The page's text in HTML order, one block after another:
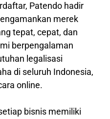
Patendo hadir
merek
tepat, cepat, dan
berpengalaman
legalisasi
di seluruh Indonesia,
online.
bisnis memiliki